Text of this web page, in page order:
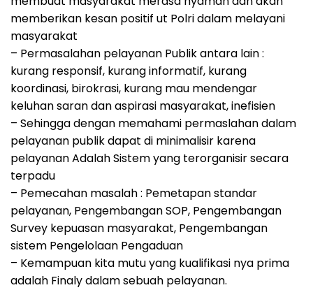
memberikan kesan positif ut Polri dalam melayani
masyarakat
– Permasalahan pelayanan Publik antara lain :
kurang responsif, kurang informatif, kurang
koordinasi, birokrasi, kurang mau mendengar
keluhan saran dan aspirasi masyarakat, inefisien
– Sehingga dengan memahami permaslahan dalam
pelayanan publik dapat di minimalisir karena
pelayanan Adalah Sistem yang terorganisir secara
terpadu
– Pemecahan masalah : Pemetapan standar
pelayanan, Pengembangan SOP, Pengembangan
Survey kepuasan masyarakat, Pengembangan
sistem Pengelolaan Pengaduan
– Kemampuan kita mutu yang kualifikasi nya prima
adalah Finaly dalam sebuah pelayanan.